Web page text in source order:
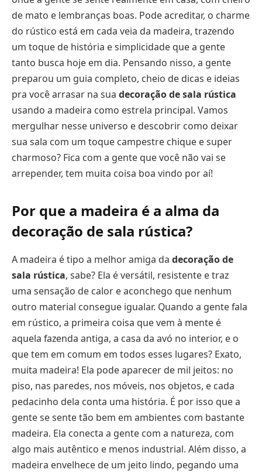
de mato e lembranças boas. Pode acreditar, o charme
do rústico está em cada veia da madeira, trazendo
um toque de história e simplicidade que a gente
tanto busca hoje em dia. Pensando nisso, a gente
preparou um guia completo, cheio de dicas e ideias
pra você arrasar na sua decoração de sala rústica
usando a madeira como estrela principal. Vamos
mergulhar nesse universo e descobrir como deixar
sua sala com um toque campestre chique e super
charmoso? Fica com a gente que você não vai se
arrepender, tem muita coisa boa vindo por aí!
Por que a madeira é a alma da
decoração de sala rústica?
A madeira é tipo a melhor amiga da decoração de
sala rústica, sabe? Ela é versátil, resistente e traz
uma sensação de calor e aconchego que nenhum
outro material consegue igualar. Quando a gente fala
em rústico, a primeira coisa que vem à mente é
aquela fazenda antiga, a casa da avó no interior, e o
que tem em comum em todos esses lugares? Exato,
muita madeira! Ela pode aparecer de mil jeitos: no
piso, nas paredes, nos móveis, nos objetos, e cada
pedacinho dela conta uma história. É por isso que a
gente se sente tão bem em ambientes com bastante
madeira. Ela conecta a gente com a natureza, com
algo mais autêntico e menos industrial. Além disso, a
madeira envelhece de um jeito lindo, pegando uma